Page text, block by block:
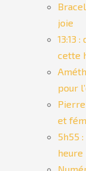
joie
13:13
cette
pour
et
5h55